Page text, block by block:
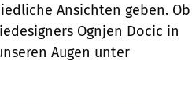
Ansichten geben. Ob
Ognjen Docic in
Augen unter